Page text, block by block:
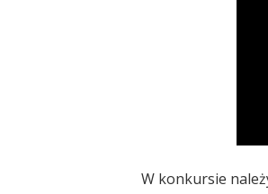
W konkursie